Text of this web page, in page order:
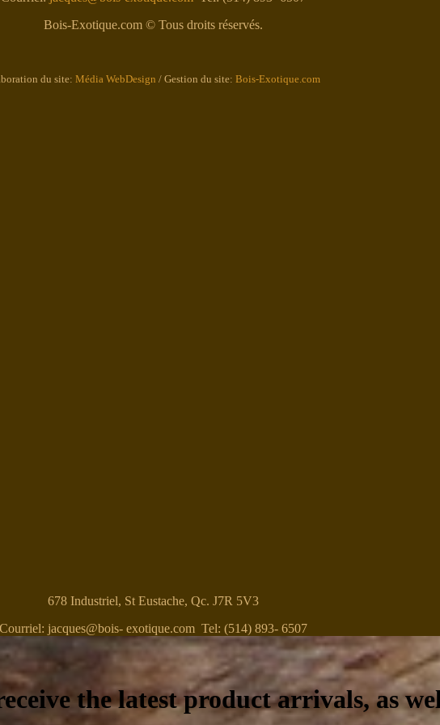
Bois-Exotique.com © Tous droits réservés.
du site: Média WebDesign / Gestion du site: Bois-Exotique.com
678 Industriel, St Eustache, Qc. J7R 5V3
Courriel: jacques@bois- exotique.com Tel: (514) 893- 6507
the latest product arrivals, as